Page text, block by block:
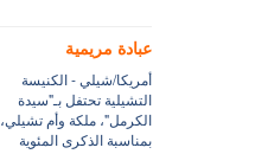
عبادة مريمية
أمريكا/شيلي - الكنيسة
التشيلية تحتفل بـ"سيدة
الكرمل"، ملكة وأم تشيلي،
بمناسبة الذكرى المئوية